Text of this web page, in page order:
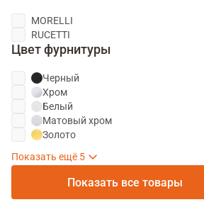
MORELLI
RUCETTI
Цвет фурнитуры
Черный
Хром
Белый
Матовый хром
Золото
Античная бронза
Античная медь
Старая матовая бронза
Матовое золото
Матовый никель
Показать все товары